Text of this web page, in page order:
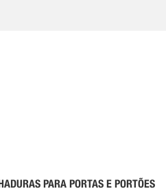
PARA PORTAS E PORTÕES